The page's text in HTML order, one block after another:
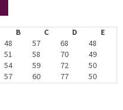
B C D
E
48 57 68
48
51 58 70
49
54 59 72
50
57 60 77 50